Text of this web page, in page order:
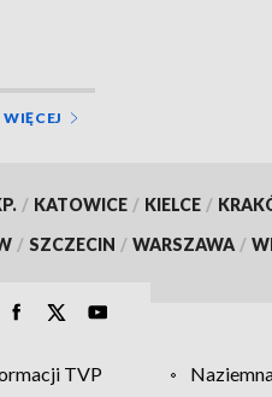
/ KATOWICE / KIELCE /
/ SZCZECIN / WARSZAWA /
TVP